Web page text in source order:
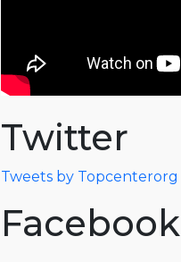
Twitter
Tweets by Topcenterorg
Facebook